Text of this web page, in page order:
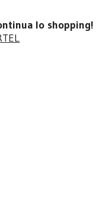
lo shopping!